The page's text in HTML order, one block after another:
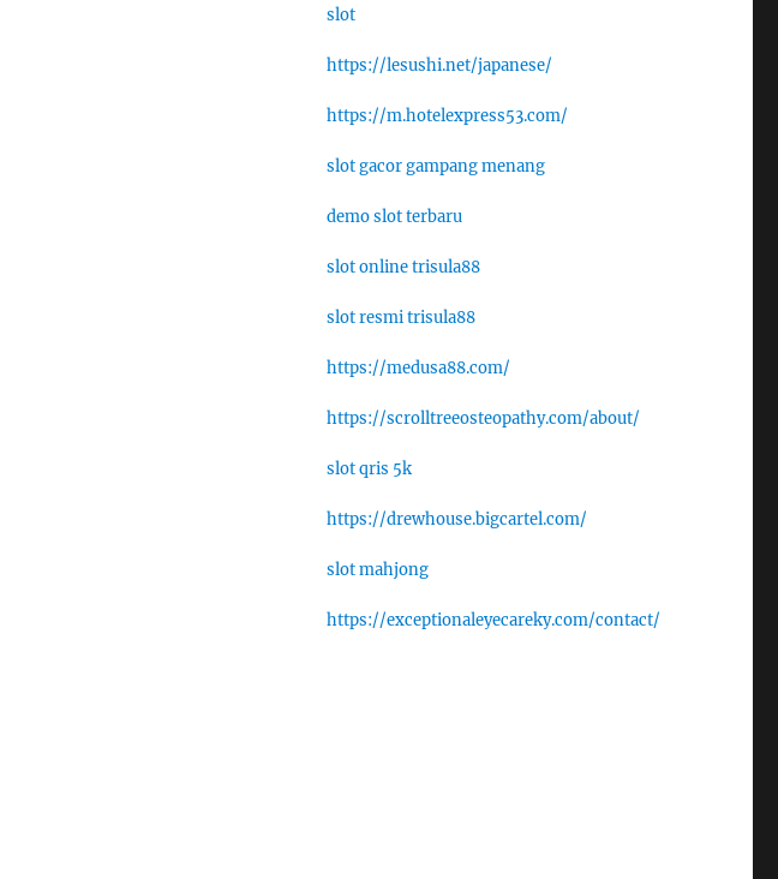
slot
https://lesushi.net/japanese/
https://m.hotelexpress53.com/
slot gacor gampang menang
demo slot terbaru
slot online trisula88
slot resmi trisula88
https://medusa88.com/
https://scrolltreeosteopathy.com/about/
slot qris 5k
https://drewhouse.bigcartel.com/
slot mahjong
https://exceptionaleyecareky.com/contact/